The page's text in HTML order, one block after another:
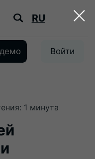
1 минута